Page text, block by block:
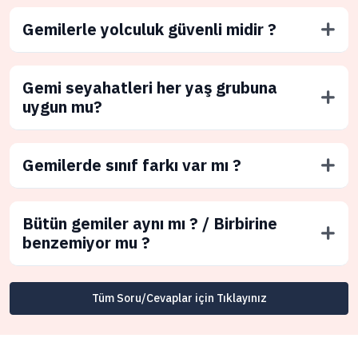
Gemilerle yolculuk güvenli midir ?
Gemi seyahatleri her yaş grubuna
uygun mu?
Gemilerde sınıf farkı var mı ?
Bütün gemiler aynı mı ? / Birbirine
benzemiyor mu ?
Tüm Soru/Cevaplar için Tıklayınız